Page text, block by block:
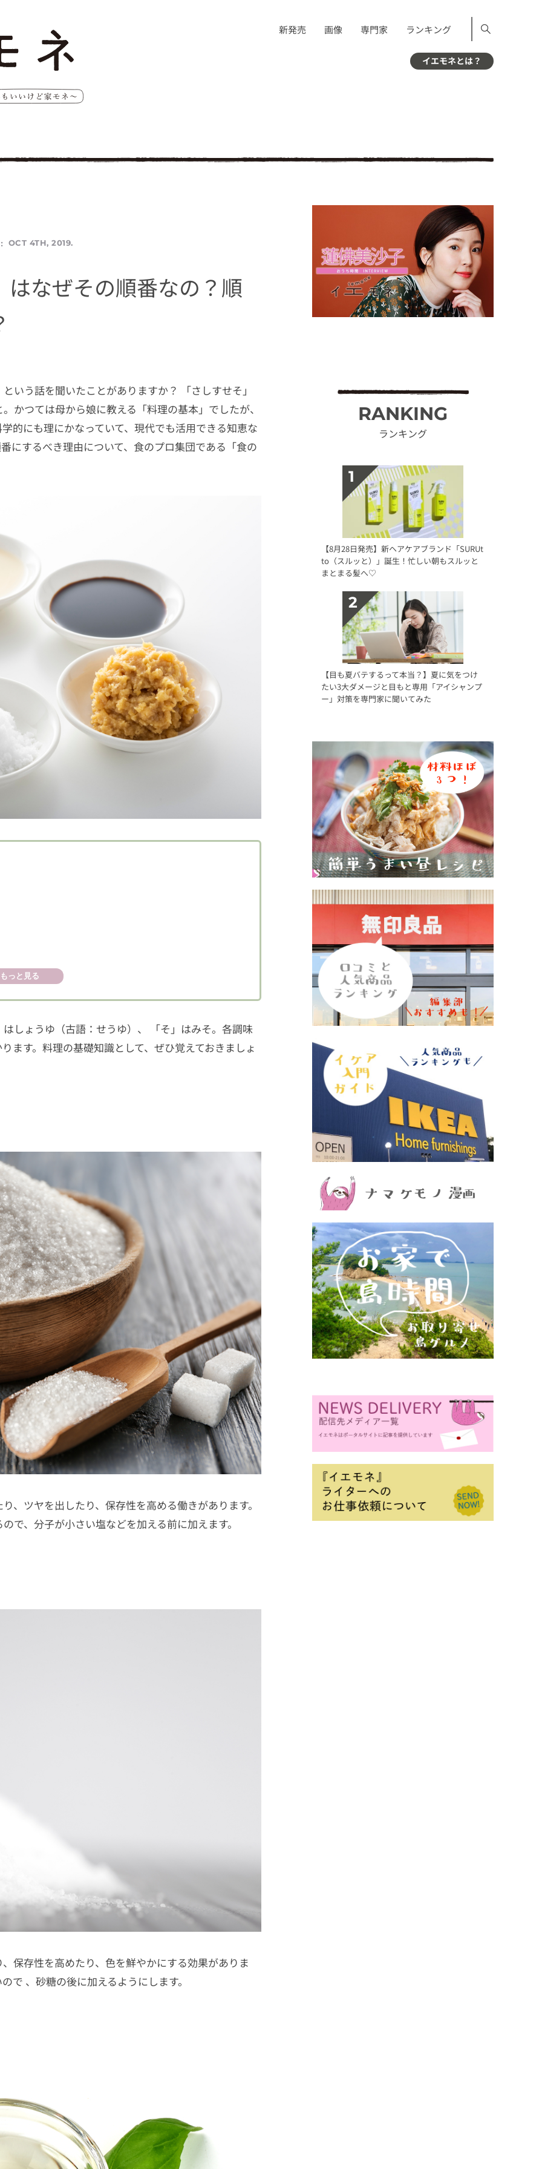
新発売 画像 専門家 ランキング
イエモネとは？
OCT 4TH, 2019.
なぜその順番なの？順
いう話を聞いたことがありますか？ 「さしすせそ」
かつては母から娘に教える「料理の基本」でしたが、
的にも理にかなっていて、現代でも活用できる知恵な
にするべき理由について、食のプロ集団である「食の
もっと見る
しょうゆ（古語：せうゆ）、 「そ」はみそ。各調味
ます。料理の基礎知識として、ぜひ覚えておきましょ
、ツヤを出したり、保存性を高める働きがあります。
で、分子が小さい塩などを加える前に加えます。
保存性を高めたり、色を鮮やかにする効果がありま
で 、砂糖の後に加えるようにします。
RANKING
ランキング
【8月28日発売】新ヘアケアブランド「SURUt
to（スルッと）」誕生！忙しい朝もスルッと
まとまる髪へ♡
【目も夏バテするって本当？】夏に気をつけ
たい3大ダメージと目もと専用「アイシャンプ
ー」対策を専門家に聞いてみた